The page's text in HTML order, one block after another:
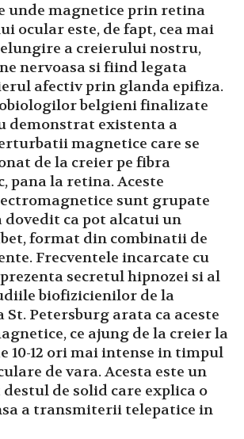
unde magnetice prin retina
ocular este, de fapt, cea mai
a creierului nostru,
nervoasa si fiind legata
afectiv prin glanda epifiza.
belgieni finalizate
demonstrat existenta a
magnetice care se
de la creier pe fibra
pana la retina. Aceste
sunt grupate
dovedit ca pot alcatui un
format din combinatii de
Frecventele incarcate cu
secretul hipnozei si al
biofizicienilor de la
Petersburg arata ca aceste
ce ajung de la creier la
10-12 ori mai intense in timpul
de vara. Acesta este un
de solid care explica o
a transmiterii telepatice in